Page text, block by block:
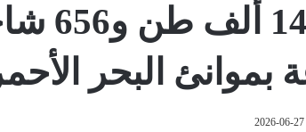
بموانئ البحر
2026-06-27